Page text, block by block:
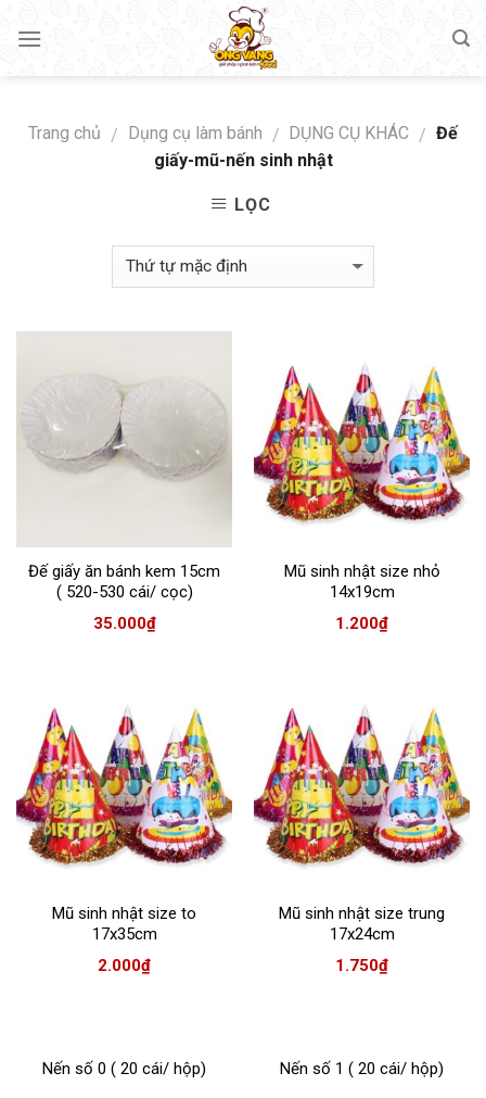
Trang chủ / Dụng cụ làm bánh / DỤNG CỤ KHÁC / Đế
giấy-mũ-nến sinh nhật
LỌC
Đế giấy ăn bánh kem 15cm
( 520-530 cái/ cọc)
35.000₫
Mũ sinh nhật size nhỏ
14x19cm
1.200₫
Mũ sinh nhật size to
17x35cm
2.000₫
Mũ sinh nhật size trung
17x24cm
1.750₫
Nến số 0 ( 20 cái/ hộp) Nến số 1 ( 20 cái/ hộp)